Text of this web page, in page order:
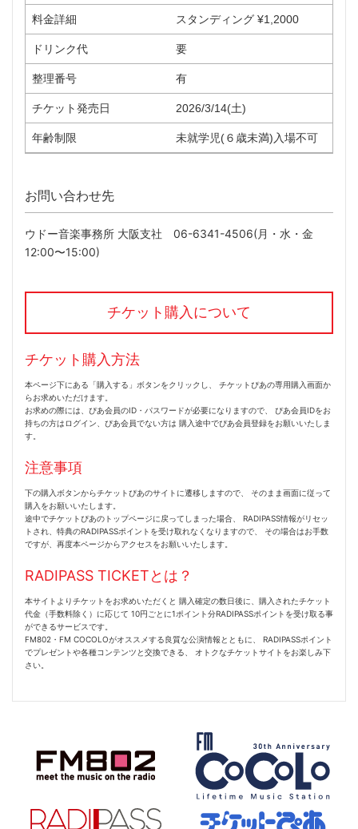
料金詳細 スタンディング ¥1,2000
ドリンク代 要
整理番号 有
チケット発売日 2026/3/14(土)
年齢制限 未就学児(６歳未満)入場不可
お問い合わせ先
ウドー音楽事務所 大阪支社 06-6341-4506(月・水・金
12:00〜15:00)
チケット購入について
チケット購入方法
本ページ下にある「購入する」ボタンをクリックし、 チケットぴあの専用購入画面か
らお求めいただけます。
お求めの際には、ぴあ会員のID・パスワードが必要になりますので、 ぴあ会員IDをお
持ちの方はログイン、ぴあ会員でない方は 購入途中でぴあ会員登録をお願いいたしま
す。
注意事項
下の購入ボタンからチケットぴあのサイトに遷移しますので、 そのまま画面に従って
購入をお願いいたします。
途中でチケットぴあのトップページに戻ってしまった場合、 RADIPASS情報がリセッ
トされ、特典のRADIPASSポイントを受け取れなくなりますので、 その場合はお手数
ですが、再度本ページからアクセスをお願いいたします。
RADIPASS TICKETとは？
本サイトよりチケットをお求めいただくと 購入確定の数日後に、購入されたチケット
代金（手数料除く）に応じて 10円ごとに1ポイント分RADIPASSポイントを受け取る事
ができるサービスです。
FM802・FM COCOLOがオススメする良質な公演情報とともに、 RADIPASSポイント
でプレゼントや各種コンテンツと交換できる、 オトクなチケットサイトをお楽しみ下
さい。